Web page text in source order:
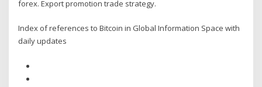
forex. Export promotion trade strategy.
Index of references to Bitcoin in Global Information Space with
daily updates